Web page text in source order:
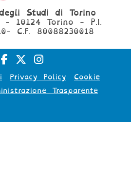
Studi di Torino
10124 Torino - P.I.
C.F. 80088230018
Privacy Policy
Cookie
Trasparente